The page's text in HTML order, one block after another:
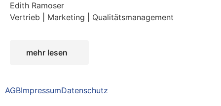
Edith Ramoser
Vertrieb | Marketing | Qualitätsmanagement
mehr lesen
AGBImpressumDatenschutz